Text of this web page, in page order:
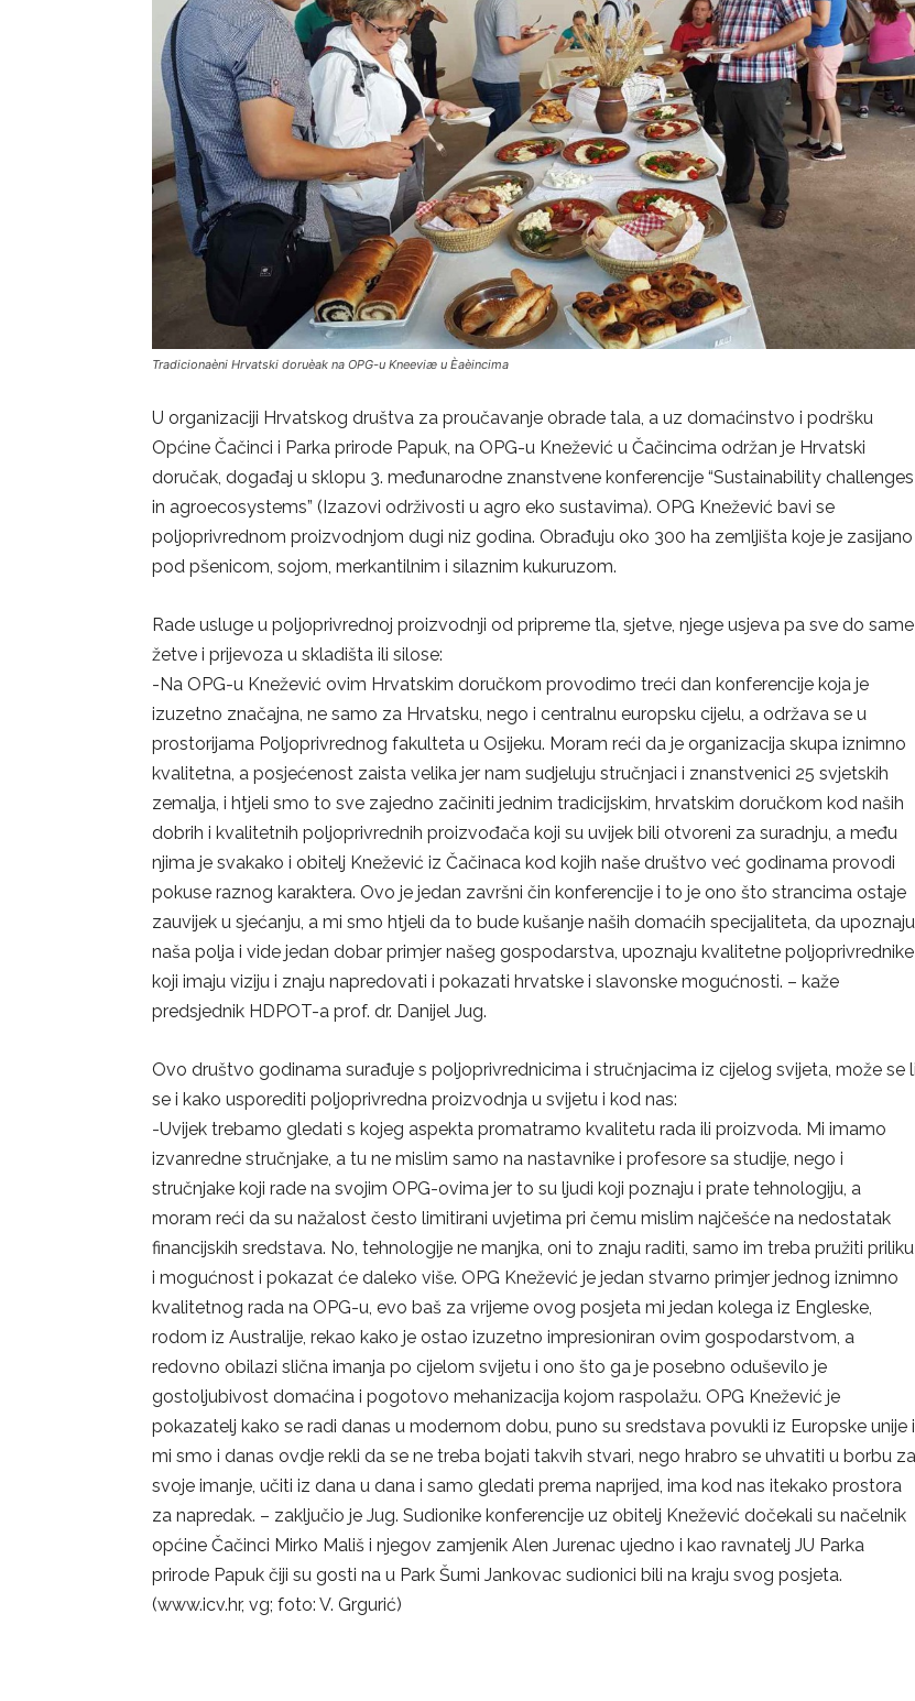
Tradicionaèni Hrvatski doruèak na OPG-u Kneeviæ u Èaèincima
U organizaciji Hrvatskog društva za proučavanje obrade tala, a uz domaćinstvo i podršku
Općine Čačinci i Parka prirode Papuk, na OPG-u Knežević u Čačincima održan je Hrvatski
doručak, događaj u sklopu 3. međunarodne znanstvene konferencije “Sustainability challenges
in agroecosystems” (Izazovi održivosti u agro eko sustavima). OPG Knežević bavi se
poljoprivrednom proizvodnjom dugi niz godina. Obrađuju oko 300 ha zemljišta koje je zasijano
pod pšenicom, sojom, merkantilnim i silaznim kukuruzom.
Rade usluge u poljoprivrednoj proizvodnji od pripreme tla, sjetve, njege usjeva pa sve do same
žetve i prijevoza u skladišta ili silose:
-Na OPG-u Knežević ovim Hrvatskim doručkom provodimo treći dan konferencije koja je
izuzetno značajna, ne samo za Hrvatsku, nego i centralnu europsku cijelu, a održava se u
prostorijama Poljoprivrednog fakulteta u Osijeku. Moram reći da je organizacija skupa iznimno
kvalitetna, a posjećenost zaista velika jer nam sudjeluju stručnjaci i znanstvenici 25 svjetskih
zemalja, i htjeli smo to sve zajedno začiniti jednim tradicijskim, hrvatskim doručkom kod naših
dobrih i kvalitetnih poljoprivrednih proizvođača koji su uvijek bili otvoreni za suradnju, a među
njima je svakako i obitelj Knežević iz Čačinaca kod kojih naše društvo već godinama provodi
pokuse raznog karaktera. Ovo je jedan završni čin konferencije i to je ono što strancima ostaje
zauvijek u sjećanju, a mi smo htjeli da to bude kušanje naših domaćih specijaliteta, da upoznaju
naša polja i vide jedan dobar primjer našeg gospodarstva, upoznaju kvalitetne poljoprivrednike
koji imaju viziju i znaju napredovati i pokazati hrvatske i slavonske mogućnosti. – kaže
predsjednik HDPOT-a prof. dr. Danijel Jug.
Ovo društvo godinama surađuje s poljoprivrednicima i stručnjacima iz cijelog svijeta, može se li
se i kako usporediti poljoprivredna proizvodnja u svijetu i kod nas:
-Uvijek trebamo gledati s kojeg aspekta promatramo kvalitetu rada ili proizvoda. Mi imamo
izvanredne stručnjake, a tu ne mislim samo na nastavnike i profesore sa studije, nego i
stručnjake koji rade na svojim OPG-ovima jer to su ljudi koji poznaju i prate tehnologiju, a
moram reći da su nažalost često limitirani uvjetima pri čemu mislim najčešće na nedostatak
financijskih sredstava. No, tehnologije ne manjka, oni to znaju raditi, samo im treba pružiti priliku
i mogućnost i pokazat će daleko više. OPG Knežević je jedan stvarno primjer jednog iznimno
kvalitetnog rada na OPG-u, evo baš za vrijeme ovog posjeta mi jedan kolega iz Engleske,
rodom iz Australije, rekao kako je ostao izuzetno impresioniran ovim gospodarstvom, a
redovno obilazi slična imanja po cijelom svijetu i ono što ga je posebno oduševilo je
gostoljubivost domaćina i pogotovo mehanizacija kojom raspolažu. OPG Knežević je
pokazatelj kako se radi danas u modernom dobu, puno su sredstava povukli iz Europske unije i
mi smo i danas ovdje rekli da se ne treba bojati takvih stvari, nego hrabro se uhvatiti u borbu za
svoje imanje, učiti iz dana u dana i samo gledati prema naprijed, ima kod nas itekako prostora
za napredak. – zaključio je Jug. Sudionike konferencije uz obitelj Knežević dočekali su načelnik
općine Čačinci Mirko Mališ i njegov zamjenik Alen Jurenac ujedno i kao ravnatelj JU Parka
prirode Papuk čiji su gosti na u Park Šumi Jankovac sudionici bili na kraju svog posjeta.
(www.icv.hr, vg; foto: V. Grgurić)